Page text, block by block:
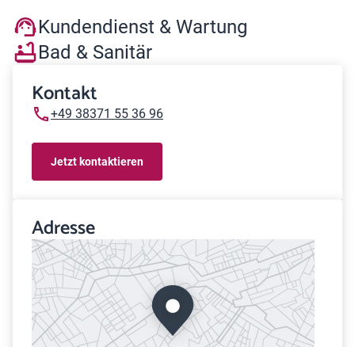
Kundendienst & Wartung
Bad & Sanitär
Kontakt
+49 38371 55 36 96
Jetzt kontaktieren
Adresse